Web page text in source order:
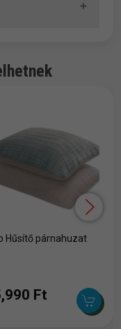
Hűsítő párnahuzat
Ft